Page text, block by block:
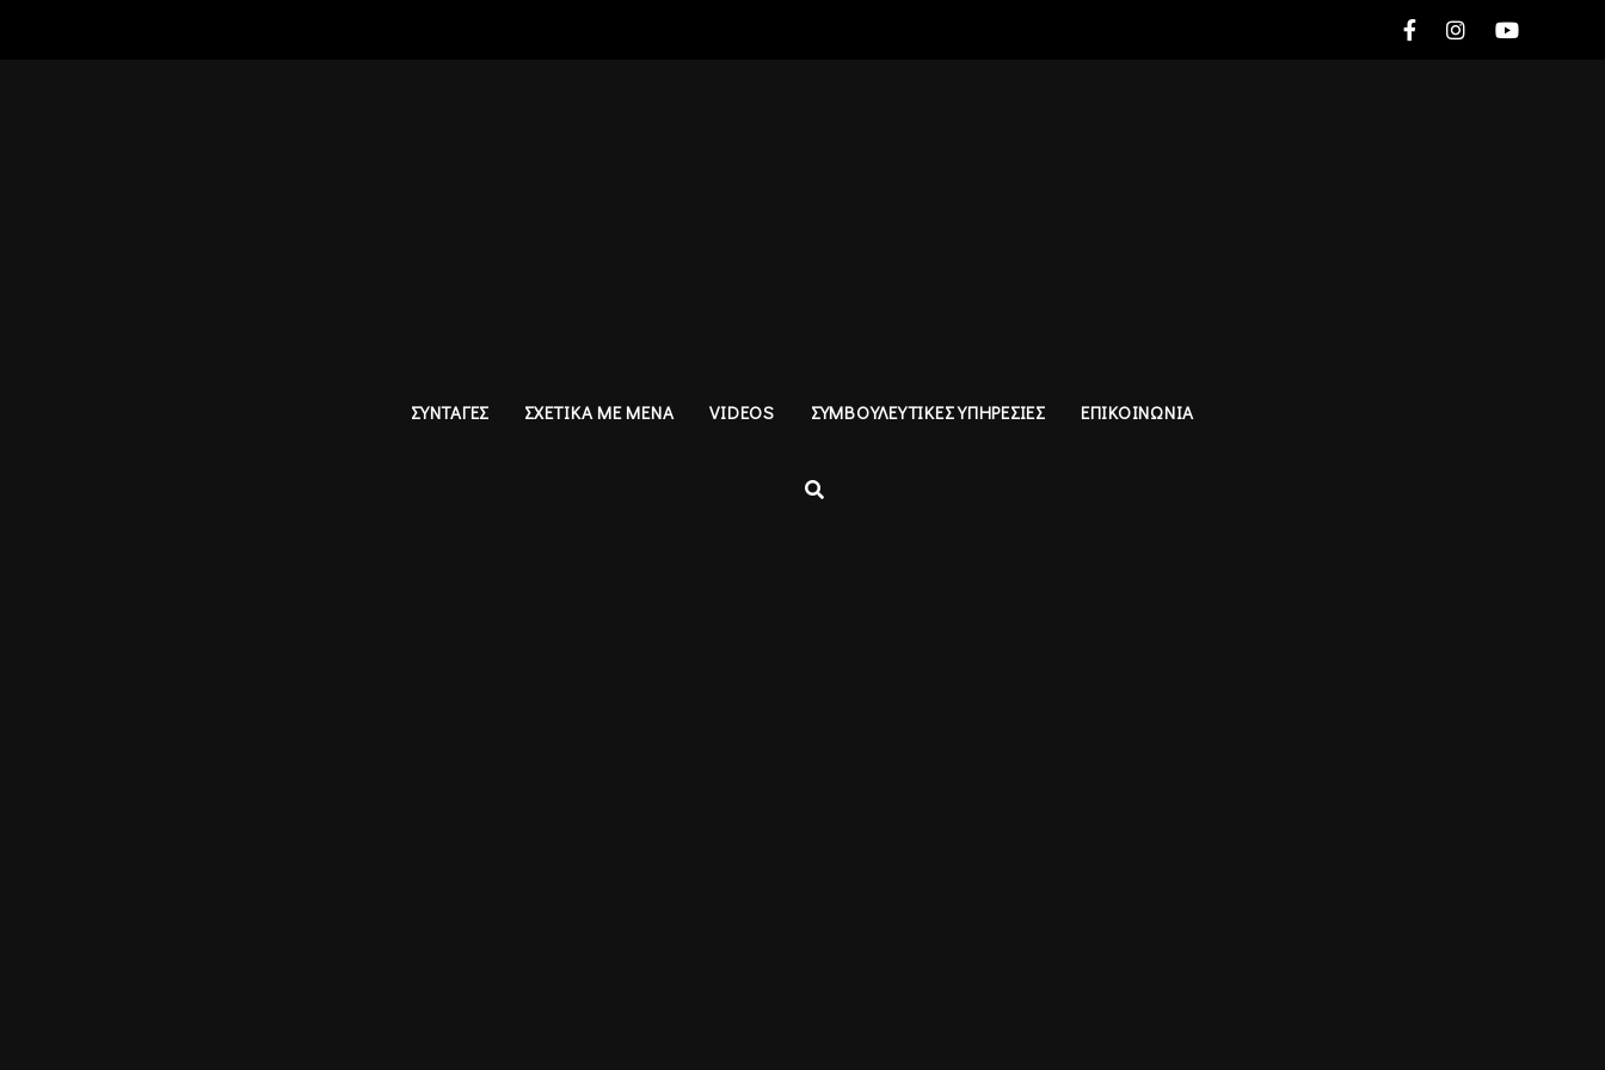
ΣΥΝΤΑΓΕΣ ΣΧΕΤΙΚΑ ΜΕ ΜΕΝΑ VIDEOS ΣΥΜΒΟΥΛΕΥΤΙΚΕΣ ΥΠΗΡΕΣΙΕΣ ΕΠΙΚΟΙΝΩΝΙΑ